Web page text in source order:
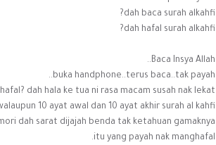
dah baca surah alkahfi?
dah hafal surah alkahfi?
Baca Insya Allah..
buka handphone..terus baca..tak payah..
hafal? dah hala ke tua ni rasa macam susah nak lekat.
10 ayat awal dan 10 ayat akhir surah al kahfi.
dah sarat dijajah benda tak ketahuan gamaknya.
itu yang payah nak manghafal.